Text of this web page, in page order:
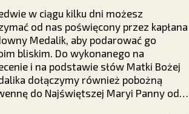
w ciągu kilku dni możesz
od nas poświęcony przez kapłana
Medalik, aby podarować go
bliskim. Do wykonanego na
i na podstawie słów Matki Bożej
dołączymy również pobożną
do Najświętszej Maryi Panny od